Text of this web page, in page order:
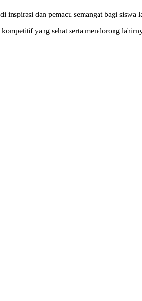
inspirasi dan pemacu semangat bagi siswa
yang sehat serta mendorong